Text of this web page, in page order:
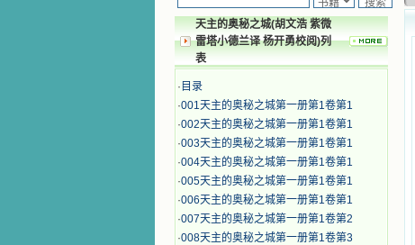
天主的奥秘之城(胡文浩 紫微
雷塔小德兰译 杨开勇校阅)列
表
· 目录
·001天主的奥秘之城第一册第1卷第1
·002天主的奥秘之城第一册第1卷第1
·003天主的奥秘之城第一册第1卷第1
·004天主的奥秘之城第一册第1卷第1
·005天主的奥秘之城第一册第1卷第1
·006天主的奥秘之城第一册第1卷第1
·007天主的奥秘之城第一册第1卷第2
·008天主的奥秘之城第一册第1卷第3